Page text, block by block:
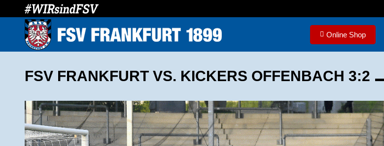
Online Shop
FSV FRANKFURT VS. KICKERS OFFENBACH 3:2